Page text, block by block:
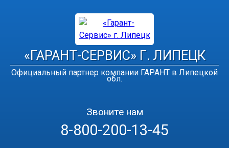
«ГАРАНТ-СЕРВИС» Г. ЛИПЕЦК
Официальный партнер компании ГАРАНТ в Липецкой
обл.
Звоните нам
8-800-200-13-45